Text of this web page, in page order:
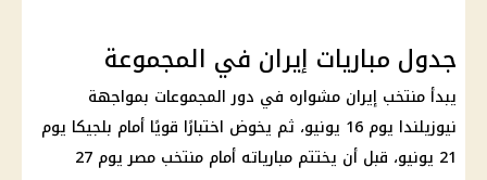
جدول مباريات إيران في المجموعة
يبدأ منتخب إيران مشواره في دور المجموعات بمواجهة
نيوزيلندا يوم 16 يونيو، ثم يخوض اختبارًا قويًا أمام بلجيكا يوم
21 يونيو، قبل أن يختتم مبارياته أمام
منتخب مصر
يوم 27